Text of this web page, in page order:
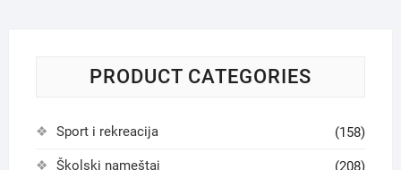
PRODUCT CATEGORIES
Sport i rekreacija (158)
Školski nameštaj (208)